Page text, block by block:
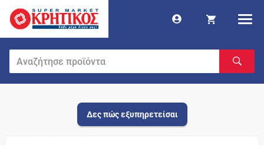
Δες πώς εξυπηρετείσαι